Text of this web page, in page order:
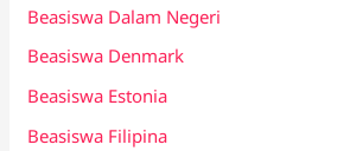
Beasiswa Dalam Negeri
Beasiswa Denmark
Beasiswa Estonia
Beasiswa Filipina